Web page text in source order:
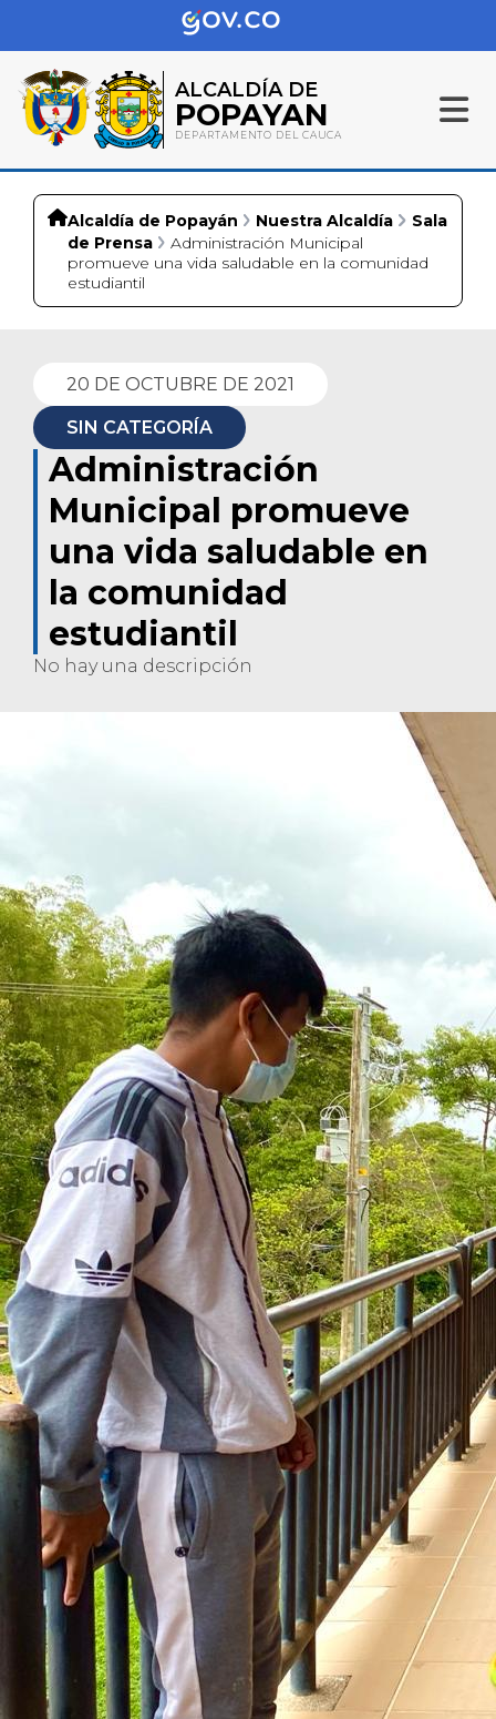
ALCALDÍA DE
POPAYAN
DEPARTAMENTO DEL CAUCA
Alcaldía de Popayán Nuestra Alcaldía
Sala
de Prensa
Administración Municipal
promueve una vida saludable en la comunidad
estudiantil
20 DE OCTUBRE DE 2021
SIN CATEGORÍA
Administración
Municipal promueve
una vida saludable en
la comunidad
estudiantil
No hay una descripción